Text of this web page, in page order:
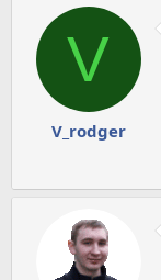
т
а
л
V
V_rodger